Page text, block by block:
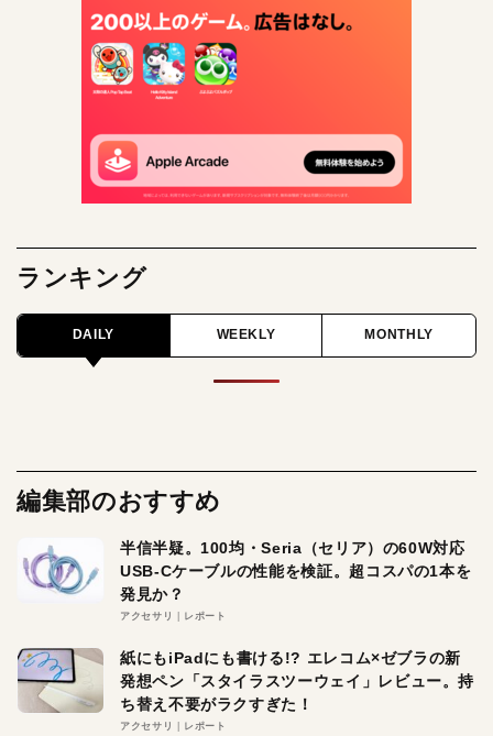
ランキング
DAILY WEEKLY MONTHLY
編集部のおすすめ
半信半疑。100均・Seria（セリア）の60W対応
USB-Cケーブルの性能を検証。超コスパの1本を
発見か？
アクセサリ レポート
紙にもiPadにも書ける!? エレコム×ゼブラの新
発想ペン「スタイラスツーウェイ」レビュー。持
ち替え不要がラクすぎた！
アクセサリ レポート